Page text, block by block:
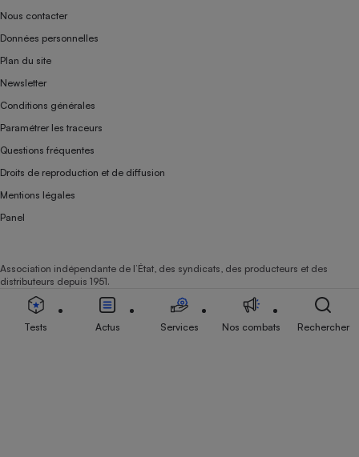
Nous contacter
Données personnelles
Plan du site
Newsletter
Conditions générales
Paramétrer les traceurs
Questions fréquentes
Droits de reproduction et de diffusion
Mentions légales
Panel
Association indépendante de l’État, des syndicats, des producteurs et des
distributeurs depuis 1951.
Tests Actus Services Nos combats Rechercher